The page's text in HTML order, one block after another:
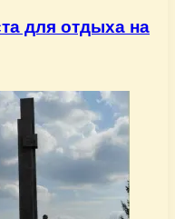
для отдыха на